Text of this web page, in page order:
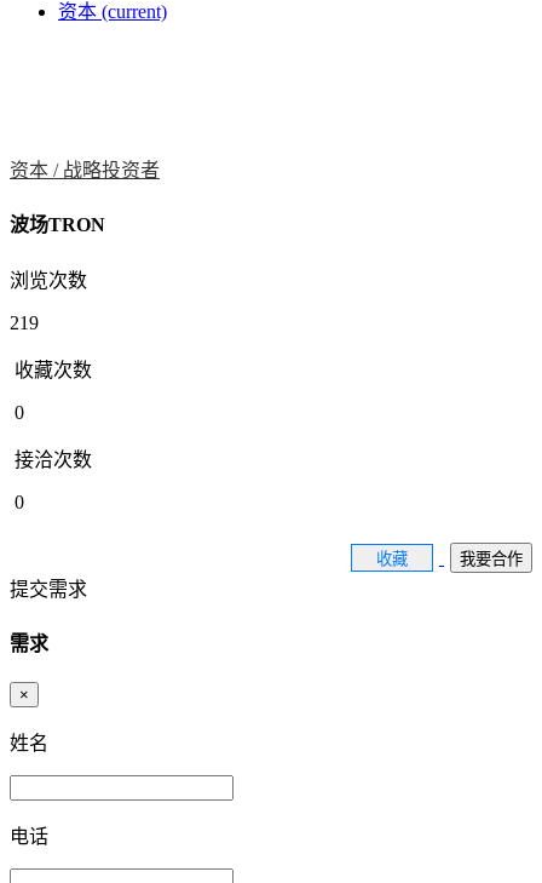
资本 (current)
资本 / 战略投资者
波场TRON
浏览次数
219
收藏次数
0
接洽次数
0
收藏 我要合作
提交需求
需求
×
姓名
电话